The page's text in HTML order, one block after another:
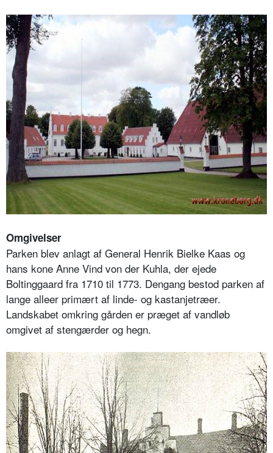
Omgivelser
Parken blev anlagt af General Henrik Bielke Kaas og
hans kone Anne Vind von der Kuhla, der ejede
Boltinggaard fra 1710 til 1773. Dengang bestod parken af
lange alleer primært af linde- og kastanjetræer.
Landskabet omkring gården er præget af vandløb
omgivet af stengærder og hegn.